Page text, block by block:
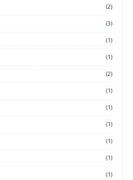
(2)
(3)
(1)
(1)
(2)
(1)
(1)
(1)
(1)
(1)
(1)